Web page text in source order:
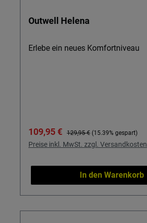
Outwell Helena
Erlebe ein neues Komfortniveau
Verkaufspreis:
109,95 € Regulärer Preis:
129,95 € (15.39% gespart)
Preise inkl. MwSt. zzgl. Versandkosten
In den Warenkorb